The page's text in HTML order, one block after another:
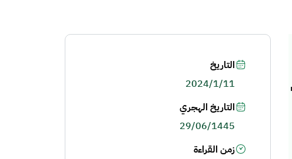
التاريخ
2024/1/11
التاريخ الهجري
29/06/1445
زمن القراءة